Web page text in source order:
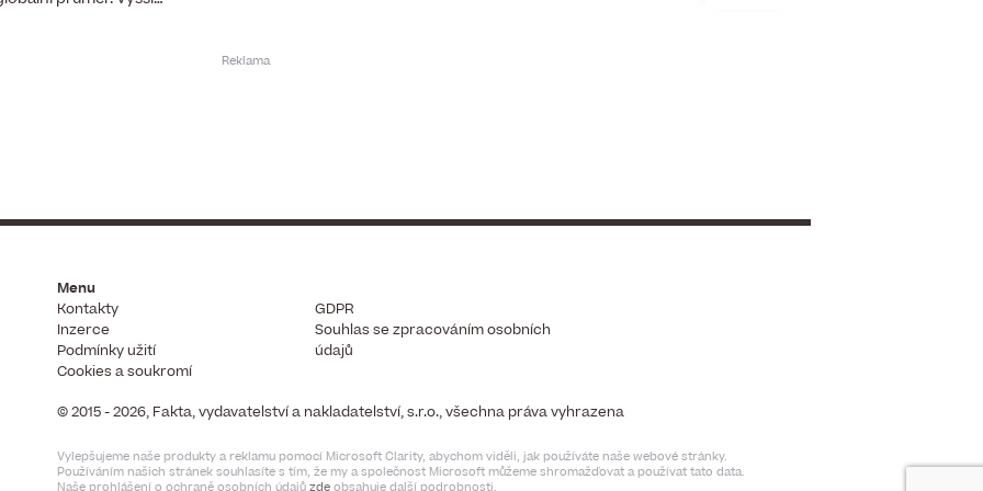
Menu
Kontakty
Inzerce
Podmínky užití
Cookies a soukromí
GDPR
Souhlas se zpracováním osobních
údajů
© 2015 - 2026, Fakta, vydavatelství a nakladatelství, s.r.o., všechna práva vyhrazena
Vylepšujeme naše produkty a reklamu pomocí Microsoft Clarity, abychom viděli, jak používáte naše webové stránky.
Používáním našich stránek souhlasíte s tím, že my a společnost Microsoft můžeme shromažďovat a používat tato data.
Naše prohlášení o ochraně osobních údajůzde obsahuje další podrobnosti.